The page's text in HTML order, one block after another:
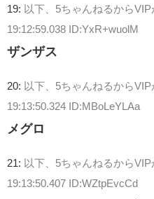
19: 以下、5ちゃんねるから
19:12:59.038 ID:YxR+wuolM
ザンザス
20: 以下、5ちゃんねるから
19:13:50.324 ID:MBoLeYLAa
メグロ
21: 以下、5ちゃんねるから
19:13:50.407 ID:WZtpEvcCd